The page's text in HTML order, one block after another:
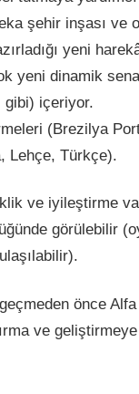
şehir inşası ve
yeni
yeni dinamik
gibi) içeriyor.
(Brezilya
Lehçe, Türkçe).
ve iyileştirme
görülebilir
önce
ve